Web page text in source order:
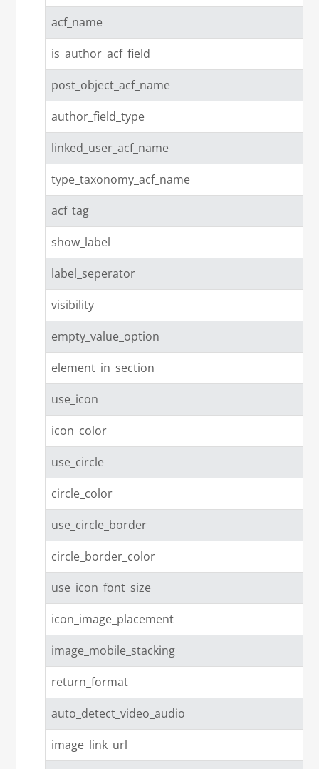
acf_name
is_author_acf_field
post_object_acf_name
author_field_type
linked_user_acf_name
type_taxonomy_acf_name
acf_tag
show_label
label_seperator
visibility
empty_value_option
element_in_section
use_icon
icon_color
use_circle
circle_color
use_circle_border
circle_border_color
use_icon_font_size
icon_image_placement
image_mobile_stacking
return_format
auto_detect_video_audio
image_link_url